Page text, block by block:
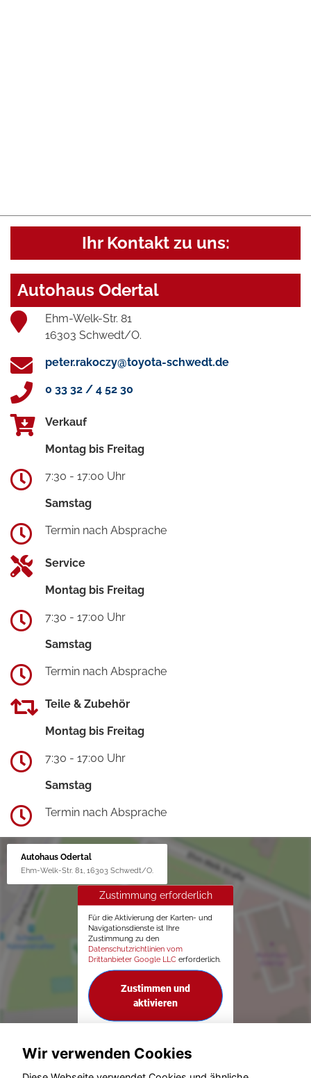
Ihr Kontakt zu uns:
Autohaus Odertal
Ehm-Welk-Str. 81
16303 Schwedt/O.
peter.rakoczy@toyota-schwedt.de
0 33 32 / 4 52 30
Verkauf
Montag bis Freitag
7:30 - 17:00 Uhr
Samstag
Termin nach Absprache
Service
Montag bis Freitag
7:30 - 17:00 Uhr
Samstag
Termin nach Absprache
Teile & Zubehör
Montag bis Freitag
7:30 - 17:00 Uhr
Samstag
Termin nach Absprache
Autohaus Odertal
Ehm-Welk-Str. 81, 16303 Schwedt/O.
Zustimmung erforderlich
Für die Aktivierung der Karten- und
Navigationsdienste ist Ihre
Zustimmung zu den
Datenschutzrichtlinien vom
Drittanbieter Google LLC erforderlich.
Zustimmen und
aktivieren
Wir verwenden Cookies